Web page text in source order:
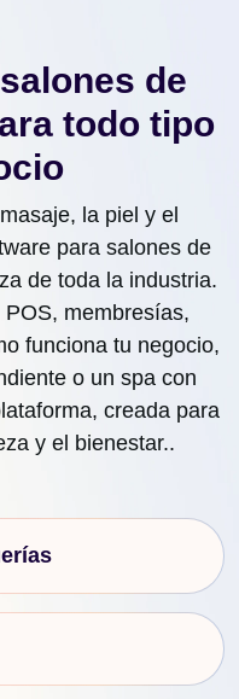
de
todo tipo
la piel y el
para salones de
de toda la industria.
membresías,
funciona tu negocio,
o un spa con
creada para
y el bienestar..